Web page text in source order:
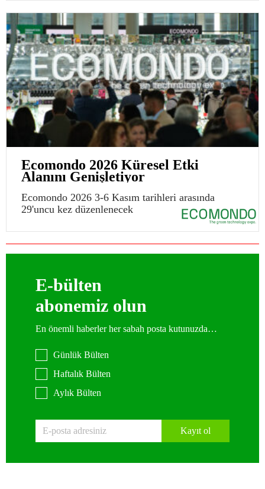
Ecomondo 2026 Küresel Etki
Alanını Genişletiyor
Ecomondo 2026 3-6 Kasım tarihleri arasında
29'uncu kez düzenlenecek
E-bülten
abonemiz olun
En önemli haberler her sabah posta kutunuzda…
Günlük Bülten
Haftalık Bülten
Aylık Bülten
Kayıt ol